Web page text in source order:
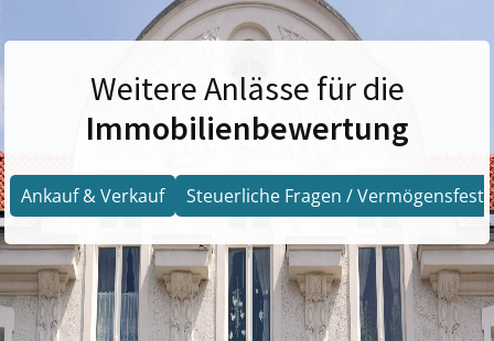
Weitere Anlässe für die
Immobilienbewertung
Ankauf & Verkauf Steuerliche Fragen /